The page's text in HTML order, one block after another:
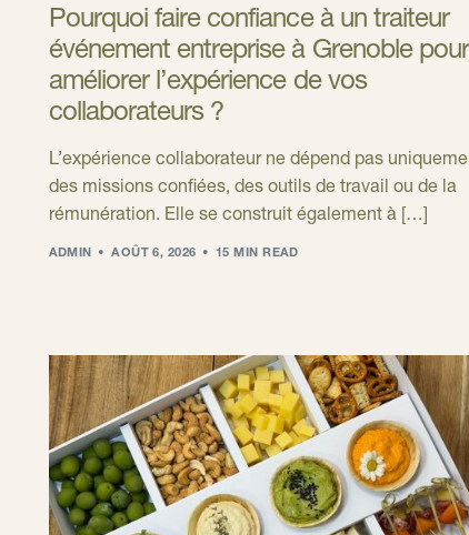
Pourquoi faire confiance à un traiteur
événement entreprise à Grenoble pour
améliorer l’expérience de vos
collaborateurs ?
L’expérience collaborateur ne dépend pas
des missions confiées, des outils de travail ou de la
rémunération. Elle se construit également à […]
ADMIN AOÛT 6, 2026 15 MIN READ